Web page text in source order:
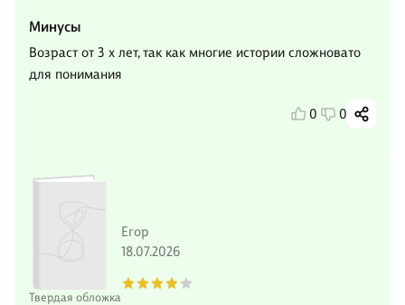
Минусы
Возраст от 3 х лет, так как многие истории сложновато
для понимания
0 0
Твердая обложка
Егор
18.07.2026